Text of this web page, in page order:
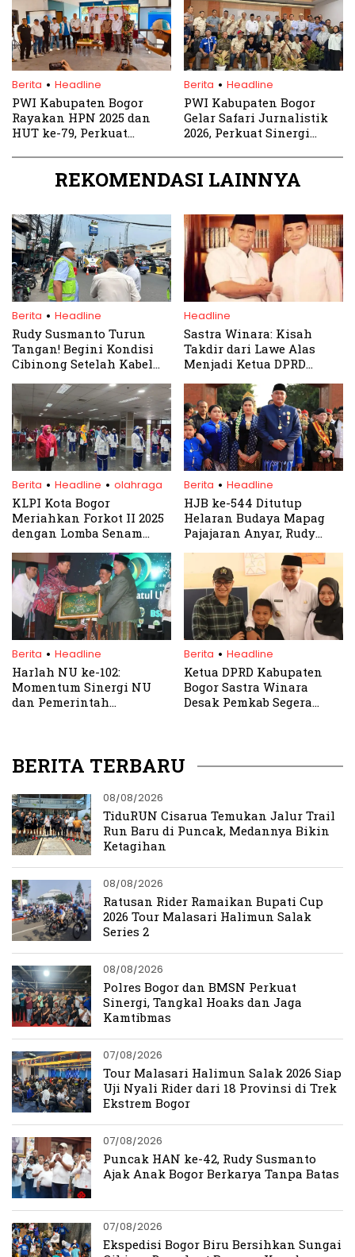
Berita . Headline
PWI Kabupaten Bogor
Rayakan HPN 2025 dan
HUT ke-79, Perkuat
Pemkab
Berita . Headline
PWI Kabupaten Bogor
Gelar Safari Jurnalistik
2026, Perkuat Sinergi
REKOMENDASI LAINNYA
Berita . Headline
Rudy Susmanto Turun
Tangan! Begini Kondisi
Cibinong Setelah Kabel
Bawah Tanah
Headline
Sastra Winara: Kisah
Takdir dari Lawe Alas
Menjadi Ketua DPRD
Berita . Headline . olahraga
KLPI Kota Bogor
Meriahkan Forkot II 2025
dengan Lomba Senam
Semangat Sehat Tanpa
Batas Usia
Berita . Headline
HJB ke-544 Ditutup
Helaran Budaya Mapag
Pajajaran Anyar, Rudy
Persatuan
Berita . Headline
Harlah NU ke-102:
Momentum Sinergi NU
dan Pemerintah
Berita . Headline
Ketua DPRD Kabupaten
Bogor Sastra Winara
Desak Pemkab Segera
BERITA TERBARU
08/08/2026
TiduRUN Cisarua Temukan Jalur Trail
Run Baru di Puncak, Medannya Bikin
Ketagihan
08/08/2026
Ratusan Rider Ramaikan Bupati Cup
2026 Tour Malasari Halimun Salak
Series 2
08/08/2026
Polres Bogor dan BMSN Perkuat
Sinergi, Tangkal Hoaks dan Jaga
Kamtibmas
07/08/2026
Tour Malasari Halimun Salak 2026 Siap
Uji Nyali Rider dari 18 Provinsi di Trek
Ekstrem Bogor
07/08/2026
Puncak HAN ke-42, Rudy Susmanto
Ajak Anak Bogor Berkarya Tanpa Batas
07/08/2026
Ekspedisi Bogor Biru Bersihkan Sungai